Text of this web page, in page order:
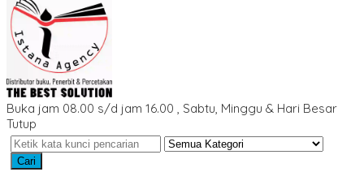
Buka jam 08.00 s/d jam 16.00 , Sabtu, Minggu & Hari Besar
Tutup
Cari